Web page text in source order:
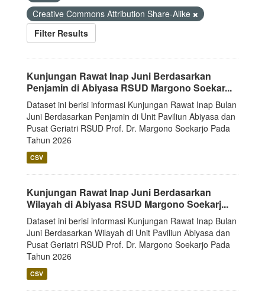
Creative Commons Attribution Share-Alike
Filter Results
Kunjungan Rawat Inap Juni Berdasarkan
Penjamin di Abiyasa RSUD Margono Soekar...
Dataset ini berisi informasi Kunjungan Rawat Inap Bulan
Juni Berdasarkan Penjamin di Unit Paviliun Abiyasa dan
Pusat Geriatri RSUD Prof. Dr. Margono Soekarjo Pada
Tahun 2026
CSV
Kunjungan Rawat Inap Juni Berdasarkan
Wilayah di Abiyasa RSUD Margono Soekarj...
Dataset ini berisi informasi Kunjungan Rawat Inap Bulan
Juni Berdasarkan Wilayah di Unit Paviliun Abiyasa dan
Pusat Geriatri RSUD Prof. Dr. Margono Soekarjo Pada
Tahun 2026
CSV